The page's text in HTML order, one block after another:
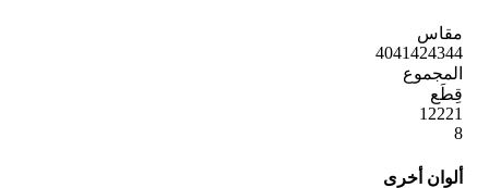
مقاس
4041424344
المجموع
قِطَع
12221
8
ألوان أخرى